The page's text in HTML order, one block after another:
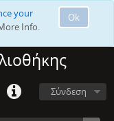
Ok
your
Info.
Σύνδεση